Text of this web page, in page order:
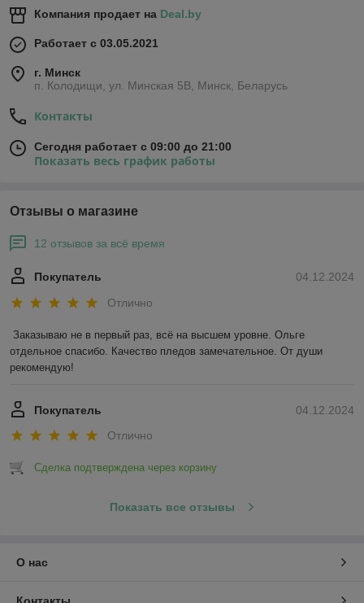
Компания продает на Deal.by
Работает с 03.05.2021
г. Минск
п. Колодищи, ул. Минская 5В, Минск, Беларусь
Контакты
Сегодня работает с 09:00 до 21:00
Показать весь график работы
Отзывы о магазине
12 отзывов за всё время
04.12.2024
Покупатель
Отлично
Заказываю не в первый раз, всё на высшем уровне. Ольге
отдельное спасибо. Качество пледов замечательное. От души
рекомендую!
04.12.2024
Покупатель
Отлично
Сделка подтверждена через корзину
Показать все отзывы
О нас